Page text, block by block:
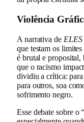
Violência
A narrativa de ELES
que testam os
é brutal e proposital,
que o racismo
dividiu a crítica: para
para outros, soa
sofrimento negro.
Esse debate sobre o